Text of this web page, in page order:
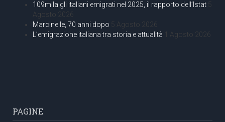
109mila gli italiani emigrati nel 2025, il rapporto dell’Istat 5
Agosto 2026
Marcinelle, 70 anni dopo 5 Agosto 2026
L’emigrazione italiana tra storia e attualità 1 Agosto 2026
PAGINE